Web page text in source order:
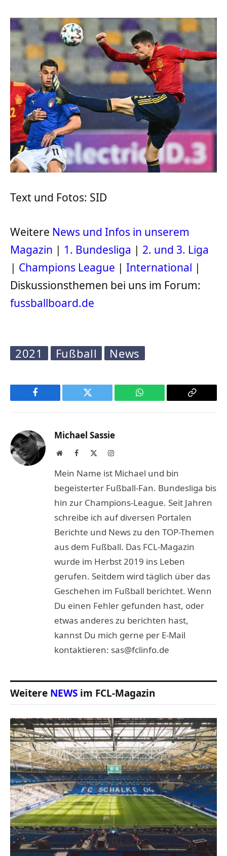
Text und Fotos: SID
Weitere News und Infos in unserem
Magazin | 1. Bundesliga | 2. und 3. Liga
| Champions League | International |
Diskussionsthemen bei uns im Forum:
fussballboard.de
2021 Fußball News
Facebook Twitter WhatsApp
Copy
Michael Sassie
WebsiteFacebook Instagram
Mein Name ist Michael und bin
begeisterter Fußball-Fan. Bundesliga bis
hin zur Champions-League. Seit Jahren
schreibe ich auf diversen Portalen
Berichte und News zu den TOP-Themen
aus dem Fußball. Das FCL-Magazin
wurde im Herbst 2019 ins Leben
gerufen. Seitdem wird täglich über das
Geschehen im Fußball berichtet. Wenn
Du einen Fehler gefunden hast, oder
etwas anderes zu berichten hast,
kannst Du mich gerne per E-Mail
kontaktieren: sas@fclinfo.de
Weitere NEWS im FCL-Magazin